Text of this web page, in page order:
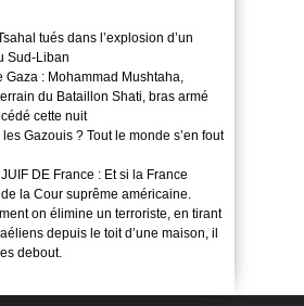
tués dans l’explosion d’un
Sud-Liban
Gaza : Mohammad Mushtaha,
du Bataillon Shati, bras armé
cette nuit
Gazouis ? Tout le monde s’en fout
DE France : Et si la France
la Cour suprême américaine.
on élimine un terroriste, en tirant
depuis le toit d’une maison, il
debout.